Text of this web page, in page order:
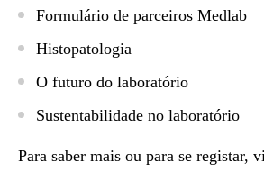
Formulário de parceiros Medlab
Histopatologia
O futuro do laboratório
Sustentabilidade no laboratório
Para saber mais ou para se registar,